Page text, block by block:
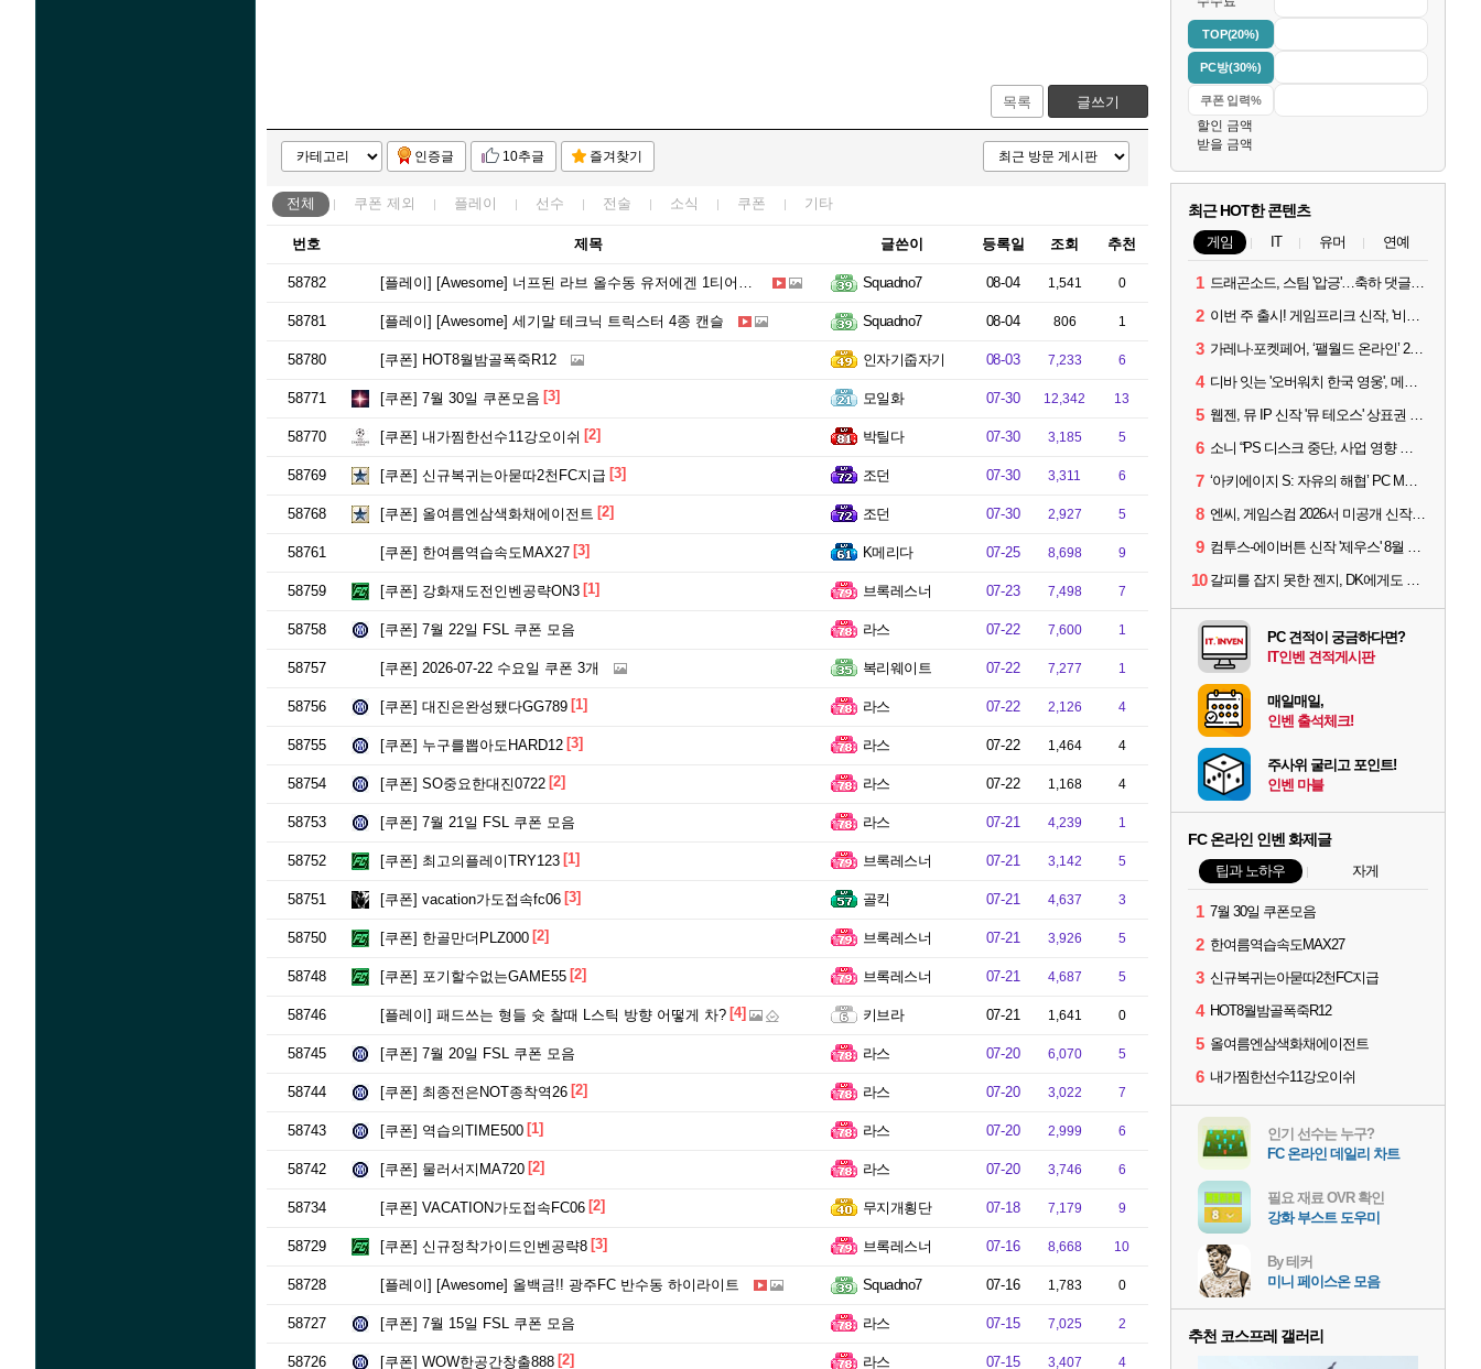
목록 글쓰기
인증글 10추글 즐겨찾기
전체 쿠폰 제외 플레이 선수 전술 소식 쿠폰 기타
번호 제목 글쓴이 등록일 조회 추천
58782 [플레이] [Awesome] 너프된 라브 올수동 유저에겐 1티어가 아닌 이유 Squadno7 08-04 1,541 0
58781 [플레이] [Awesome] 세기말 테크닉 트릭스터 4종 캔슬 Squadno7 08-04 806 1
58780 [쿠폰] HOT8월밤골폭죽R12 인자기줍자기 08-03 7,233 6
58771 [쿠폰] 7월 30일 쿠폰모음 [3] 모일화 07-30 12,342 13
58770 [쿠폰] 내가찜한선수11강오이쉬 [2] 박틸다 07-30 3,185 5
58769 [쿠폰] 신규복귀는아묻따2천FC지급 [3] 조던 07-30 3,311 6
58768 [쿠폰] 올여름엔삼색화채에이전트 [2] 조던 07-30 2,927 5
58761 [쿠폰] 한여름역습속도MAX27 [3] K메리다 07-25 8,698 9
58759 [쿠폰] 강화재도전인벤공략ON3 [1] 브록레스너 07-23 7,498 7
58758 [쿠폰] 7월 22일 FSL 쿠폰 모음 라스 07-22 7,600 1
58757 [쿠폰] 2026-07-22 수요일 쿠폰 3개 복리웨이트 07-22 7,277 1
58756 [쿠폰] 대진은완성됐다GG789 [1] 라스 07-22 2,126 4
58755 [쿠폰] 누구를뽑아도HARD12 [3] 라스 07-22 1,464 4
58754 [쿠폰] SO중요한대진0722 [2] 라스 07-22 1,168 4
58753 [쿠폰] 7월 21일 FSL 쿠폰 모음 라스 07-21 4,239 1
58752 [쿠폰] 최고의플레이TRY123 [1] 브록레스너 07-21 3,142 5
58751 [쿠폰] vacation가도접속fc06 [3] 골킥 07-21 4,637 3
58750 [쿠폰] 한골만더PLZ000 [2] 브록레스너 07-21 3,926 5
58748 [쿠폰] 포기할수없는GAME55 [2] 브록레스너 07-21 4,687 5
58746 [플레이] 패드쓰는 형들 슛 찰때 L스틱 방향 어떻게 차? [4] 키브라 07-21 1,641 0
58745 [쿠폰] 7월 20일 FSL 쿠폰 모음 라스 07-20 6,070 5
58744 [쿠폰] 최종전은NOT종착역26 [2] 라스 07-20 3,022 7
58743 [쿠폰] 역습의TIME500 [1] 라스 07-20 2,999 6
58742 [쿠폰] 물러서지MA720 [2] 라스 07-20 3,746 6
58734 [쿠폰] VACATION가도접속FC06 [2] 무지개횡단 07-18 7,179 9
58729 [쿠폰] 신규정착가이드인벤공략8 [3] 브록레스너 07-16 8,668 10
58728 [플레이] [Awesome] 올백금!! 광주FC 반수동 하이라이트 Squadno7 07-16 1,783 0
58727 [쿠폰] 7월 15일 FSL 쿠폰 모음 라스 07-15 7,025 2
58726 [쿠폰] WOW한공간창출888 [2] 라스 07-15 3,407 4
TOP(20%)
PC방(30%)
할인 금액
받을 금액
최근 HOT한 콘텐츠
게임 IT 유머 연예
1 드래곤소드, 스팀 '압긍'…축하 댓글 달고 게임 코드 받자!
2 이번 주 출시! 게임프리크 신작, '비스트 오브 리인카네이션'
3 가레나·포켓페어, ‘팰월드 온라인’ 2026년 출시 예고
4 디바 잇는 '오버워치 한국 영웅', 메카 파일럿 디몬 나온다
5 웹젠, 뮤 IP 신작 '뮤 테오스' 상표권 출원
6 소니 “PS 디스크 중단, 사업 영향 없다”
7 ‘아키에이지 S: 자유의 해협’ PC MMORPG로 개발한다
8 엔씨, 게임스컴 2026서 미공개 신작 최초 공개
9 컴투스-에이버튼 신작 '제우스' 8월 26일 출시…"모두를 위한 경쟁"
10 갈피를 잡지 못한 젠지, DK에게도 0:2 패배
PC 견적이 궁금하다면?
IT인벤 견적게시판
매일매일,
인벤 출석체크!
주사위 굴리고 포인트!
인벤 마블
FC 온라인 인벤 화제글
팁과 노하우 자게
1 7월 30일 쿠폰모음
2 한여름역습속도MAX27
3 신규복귀는아묻따2천FC지급
4 HOT8월밤골폭죽R12
5 올여름엔삼색화채에이전트
6 내가찜한선수11강오이쉬
인기 선수는 누구?
FC 온라인 데일리 차트
필요 재료 OVR 확인
강화 부스트 도우미
By 테커
미니 페이스온 모음
추천 코스프레 갤러리